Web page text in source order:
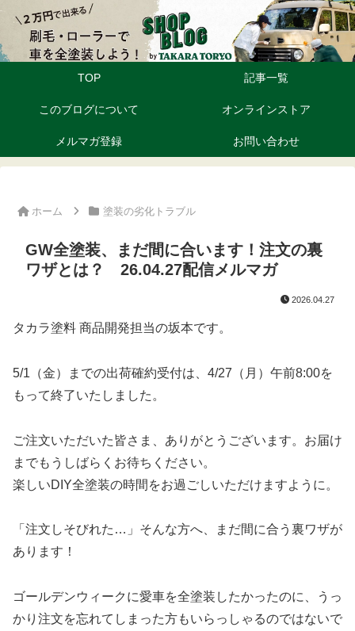
TOP 記事一覧
このブログについて オンラインストア
メルマガ登録 お問い合わせ
ホーム 塗装の劣化トラブル
GW全塗装、まだ間に合います！注文の裏
ワザとは？ 26.04.27配信メルマガ
2026.04.27
タカラ塗料 商品開発担当の坂本です。
5/1（金）までの出荷確約受付は、4/27（月）午前8:00を
もって終了いたしました。
ご注文いただいた皆さま、ありがとうございます。お届け
までもうしばらくお待ちください。
楽しいDIY全塗装の時間をお過ごしいただけますように。
「注文しそびれた…」そんな方へ、まだ間に合う裏ワザが
あります！
ゴールデンウィークに愛車を全塗装したかったのに、うっ
かり注文を忘れてしまった方もいらっしゃるのではないで